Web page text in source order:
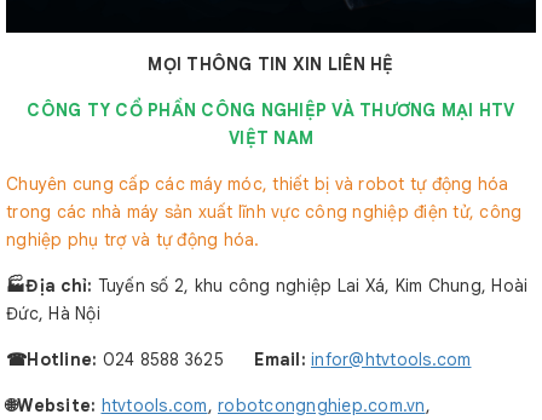
MỌI THÔNG TIN XIN LIÊN HỆ
CÔNG TY CỔ PHẦN CÔNG NGHIỆP VÀ THƯƠNG MẠI HTV
VIỆT NAM
Chuyên cung cấp các máy móc, thiết bị và robot tự động hóa
trong các nhà máy sản xuất lĩnh vực công nghiệp điện tử, công
nghiệp phụ trợ và tự động hóa.
🏭Địa chỉ: Tuyến số 2, khu công nghiệp Lai Xá, Kim Chung, Hoài
Đức, Hà Nội
☎︎Hotline: 024 8588 3625 Email: infor@htvtools.com
🌐Website: htvtools.com, robotcongnghiep.com.vn,